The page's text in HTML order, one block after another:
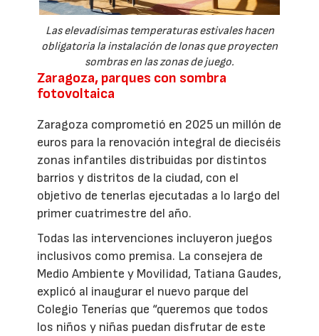
Las elevadísimas temperaturas estivales hacen
obligatoria la instalación de lonas que proyecten
sombras en las zonas de juego.
Zaragoza, parques con sombra
fotovoltaica
Zaragoza comprometió en 2025 un millón de
euros para la renovación integral de dieciséis
zonas infantiles distribuidas por distintos
barrios y distritos de la ciudad, con el
objetivo de tenerlas ejecutadas a lo largo del
primer cuatrimestre del año.
Todas las intervenciones incluyeron juegos
inclusivos como premisa. La consejera de
Medio Ambiente y Movilidad, Tatiana Gaudes,
explicó al inaugurar el nuevo parque del
Colegio Tenerías que “queremos que todos
los niños y niñas puedan disfrutar de este